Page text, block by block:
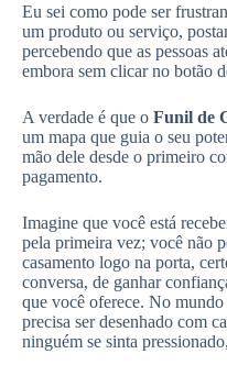
Eu sei como pode ser
um produto ou serviço,
percebendo que as pessoas
embora sem clicar no botão
A verdade é que o Funil de
um mapa que guia o seu
mão dele desde o primeiro
pagamento.
Imagine que você está
pela primeira vez; você não
casamento logo na porta,
conversa, de ganhar
que você oferece. No
precisa ser desenhado com
ninguém se sinta